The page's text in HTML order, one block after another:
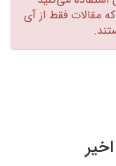
فقط از آی